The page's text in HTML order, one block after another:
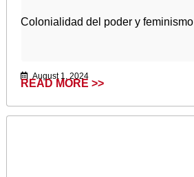
Colonialidad del poder y feminismo
August 1, 2024
READ MORE >>